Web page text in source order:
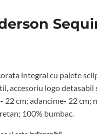
integral cu paiete
accesoriu logo detasabil
cm; adancime- 22 cm;
100% bumbac.